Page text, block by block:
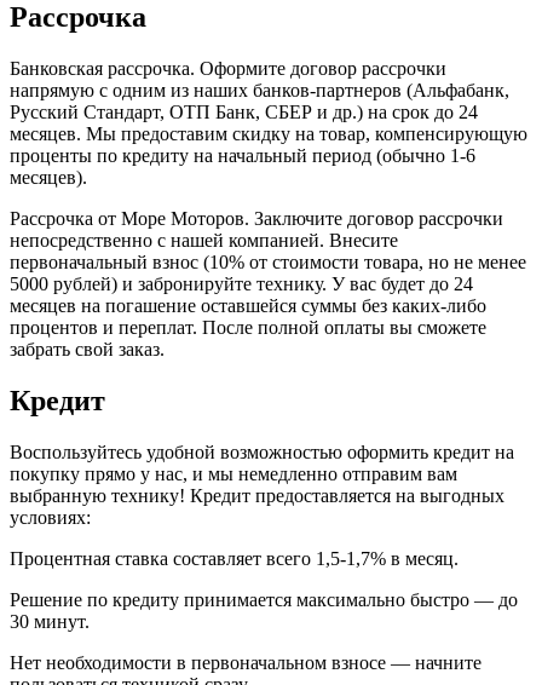
Рассрочка
Банковская рассрочка. Оформите договор рассрочки
напрямую с одним из наших банков-партнеров (Альфабанк,
Русский Стандарт, ОТП Банк, СБЕР и др.) на срок до 24
месяцев. Мы предоставим скидку на товар, компенсирующую
проценты по кредиту на начальный период (обычно 1-6
месяцев).
Рассрочка от Море Моторов. Заключите договор рассрочки
непосредственно с нашей компанией. Внесите
первоначальный взнос (10% от стоимости товара, но не менее
5000 рублей) и забронируйте технику. У вас будет до 24
месяцев на погашение оставшейся суммы без каких-либо
процентов и переплат. После полной оплаты вы сможете
забрать свой заказ.
Кредит
Воспользуйтесь удобной возможностью оформить кредит на
покупку прямо у нас, и мы немедленно отправим вам
выбранную технику! Кредит предоставляется на выгодных
условиях:
Процентная ставка составляет всего 1,5-1,7% в месяц.
Решение по кредиту принимается максимально быстро — до
30 минут.
Нет необходимости в первоначальном взносе — начните